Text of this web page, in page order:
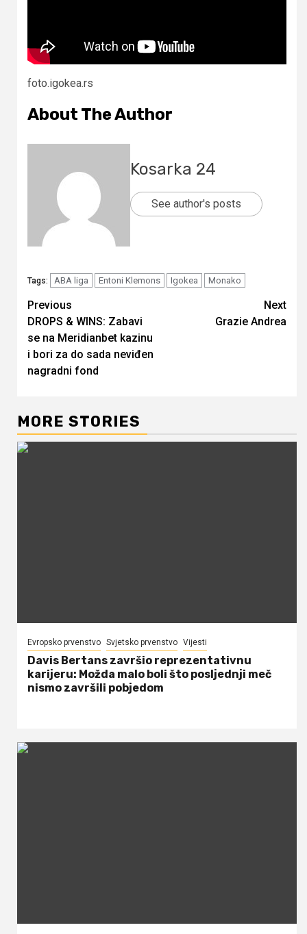
foto.igokea.rs
About The Author
Kosarka 24
See author's posts
Tags: ABA liga Entoni Klemons Igokea Monako
Continue
Reading
Previous
DROPS & WINS: Zabavi
se na Meridianbet kazinu
i bori za do sada neviđen
nagradni fond
Next
Grazie Andrea
MORE STORIES
Evropsko prvenstvo Svjetsko prvenstvo Vijesti
Davis Bertans završio reprezentativnu
karijeru: Možda malo boli što posljednji meč
nismo završili pobjedom